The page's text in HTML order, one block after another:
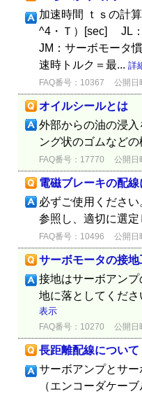
加速時間 ｔｓの計
^4・Ｔ）[sec] JL
JM：サーボモータ
速時トルク＝最... 詳
FAQ番号：10367 公開日
オイルシールとは
外部からの油の浸
ング状のゴムなど
FAQ番号：17770 公開日
電磁ブレーキの配
必ずご使用くださ
参照し、適切に選
FAQ番号：10496 公開日
サーボモータの接地
接地はサーボアン
地に落としてくだ
表示
FAQ番号：10270 公開日
長距離配線について
サーボアンプとサ
（エンコーダケー